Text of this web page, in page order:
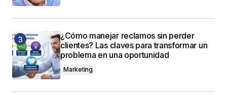
¿Cómo manejar reclamos sin perder
clientes? Las claves para transformar un
problema en una oportunidad
Marketing